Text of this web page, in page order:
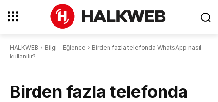
HALKWEB Bilgi - Eğlence
Birden fazla telefonda WhatsApp nasıl
kullanılır?
Birden fazla telefonda